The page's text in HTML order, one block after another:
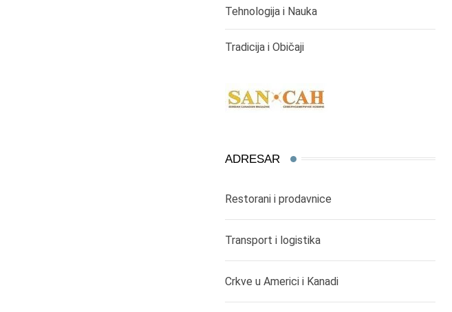
Tehnologija i Nauka
Tradicija i Običaji
ADRESAR
Restorani i prodavnice
Transport i logistika
Crkve u Americi i Kanadi